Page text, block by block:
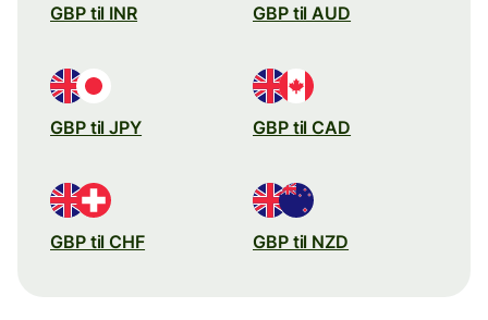
GBP til INR GBP til AUD
GBP til JPY GBP til CAD
GBP til CHF GBP til NZD